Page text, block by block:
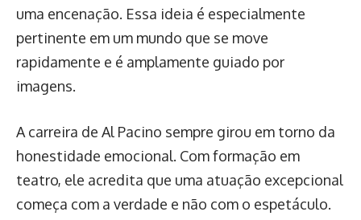
uma encenação. Essa ideia é especialmente
pertinente em um mundo que se move
rapidamente e é amplamente guiado por
imagens.
A carreira de Al Pacino sempre girou em torno da
honestidade emocional. Com formação em
teatro, ele acredita que uma atuação excepcional
começa com a verdade e não com o espetáculo.